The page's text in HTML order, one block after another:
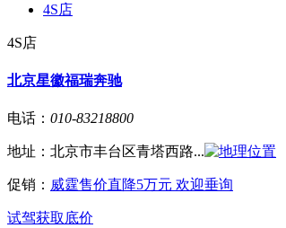
4S店
4S店
北京星徽福瑞奔驰
电话： 010-83218800
地址： 北京市丰台区青塔西路...
促销： 威霆售价直降5万元 欢迎垂询
试驾获取底价